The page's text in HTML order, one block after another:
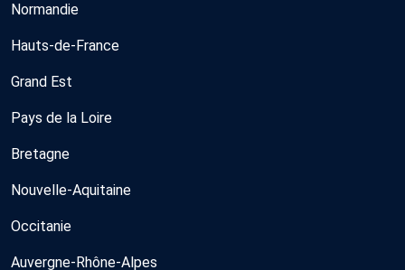
Normandie
Hauts-de-France
Grand Est
Pays de la Loire
Bretagne
Nouvelle-Aquitaine
Occitanie
Auvergne-Rhône-Alpes